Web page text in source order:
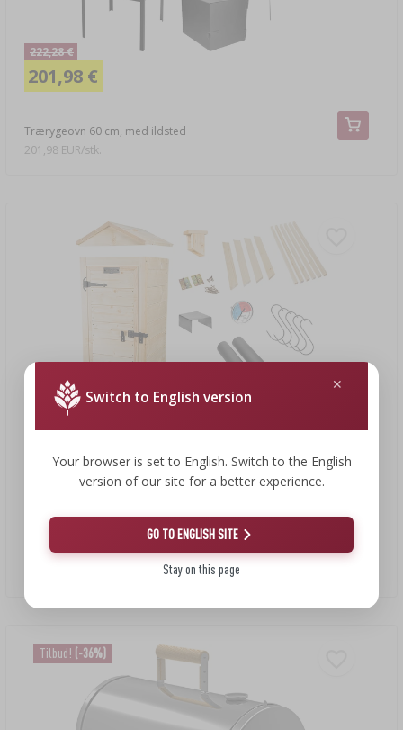
Trærygeovn 60 cm, med ildsted
222,28 €
201,98 €
201,98 EUR/stk.
Røgeovn i træ 100 cm med fyrboks
Tilbud! (-36%)
Switch to English version
Your browser is set to English. Switch to the English
version of our site for a better experience.
GO TO ENGLISH SITE
Stay on this page